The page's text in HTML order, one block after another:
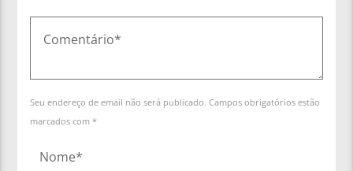
Seu endereço de email não será publicado. Campos obrigatórios estão
marcados com *